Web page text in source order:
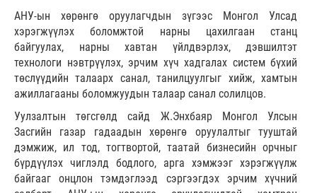
АНУ-ын хөрөнгө оруулагчдын зүгээс Монгол Улсад
хэрэгжүүлэх боломжтой нарны цахилгаан станц
байгуулах, нарны хавтан үйлдвэрлэх, дэвшилтэт
технологи нэвтрүүлэх, эрчим хүч хадгалах систем бүхий
төслүүдийн талаарх санал, танилцуулгыг хийж, хамтын
ажиллагааны боломжуудын талаар санал солилцов.
Уулзалтын төгсгөлд сайд Ж.Энхбаяр Монгол Улсын
Засгийн газар гадаадын хөрөнгө оруулалтыг тууштай
дэмжиж, ил тод, тогтвортой, таатай бизнесийн орчныг
бүрдүүлэх чиглэлд бодлого, арга хэмжээг хэрэгжүүлж
байгааг онцлон тэмдэглээд сэргээгдэх эрчим хүчний